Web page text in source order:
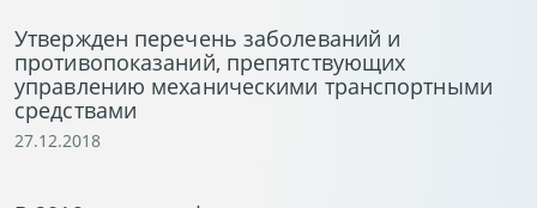
Утвержден перечень заболеваний и
противопоказаний, препятствующих
управлению механическими транспортными
средствами
27.12.2018